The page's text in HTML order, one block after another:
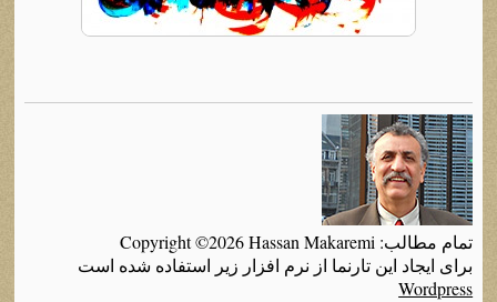
تمام مطالب: Copyright ©2026 Hassan Makaremi
برای ایجاد این تارنما از نرم افزار زیر استفاده شده است
Wordpress